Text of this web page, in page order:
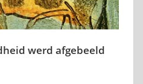
werd afgebeeld